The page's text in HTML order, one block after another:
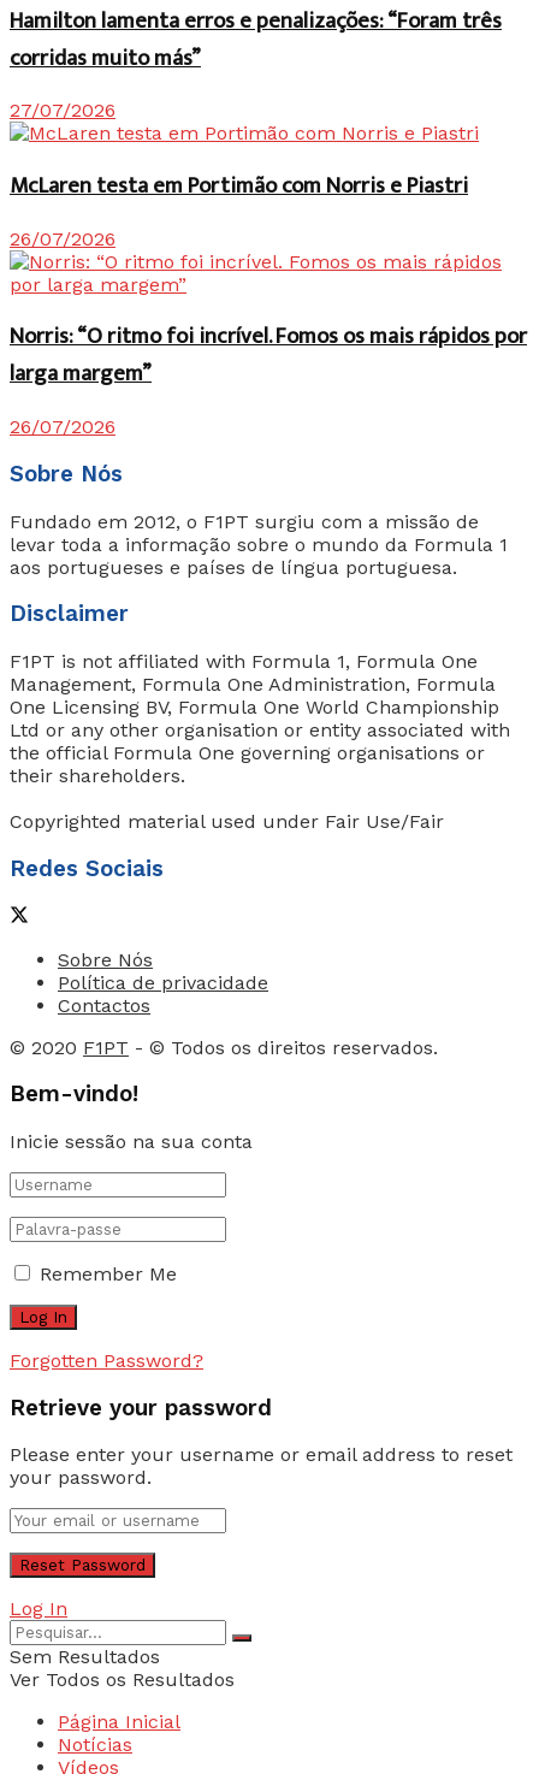
Hamilton lamenta erros e penalizações: “Foram três
corridas muito más”
27/07/2026
McLaren testa em Portimão com Norris e Piastri
26/07/2026
Norris: “O ritmo foi incrível. Fomos os mais rápidos por
larga margem”
26/07/2026
Sobre Nós
Fundado em 2012, o F1PT surgiu com a missão de
levar toda a informação sobre o mundo da Formula 1
aos portugueses e países de língua portuguesa.
Disclaimer
F1PT is not affiliated with Formula 1, Formula One
Management, Formula One Administration, Formula
One Licensing BV, Formula One World Championship
Ltd or any other organisation or entity associated with
the official Formula One governing organisations or
their shareholders.
Copyrighted material used under Fair Use/Fair
Redes Sociais
Sobre Nós
Política de privacidade
Contactos
© 2020 F1PT - © Todos os direitos reservados.
Bem-vindo!
Inicie sessão na sua conta
Remember Me
Forgotten Password?
Retrieve your password
Please enter your username or email address to reset
your password.
Log In
Sem Resultados
Ver Todos os Resultados
Página Inicial
Notícias
Vídeos